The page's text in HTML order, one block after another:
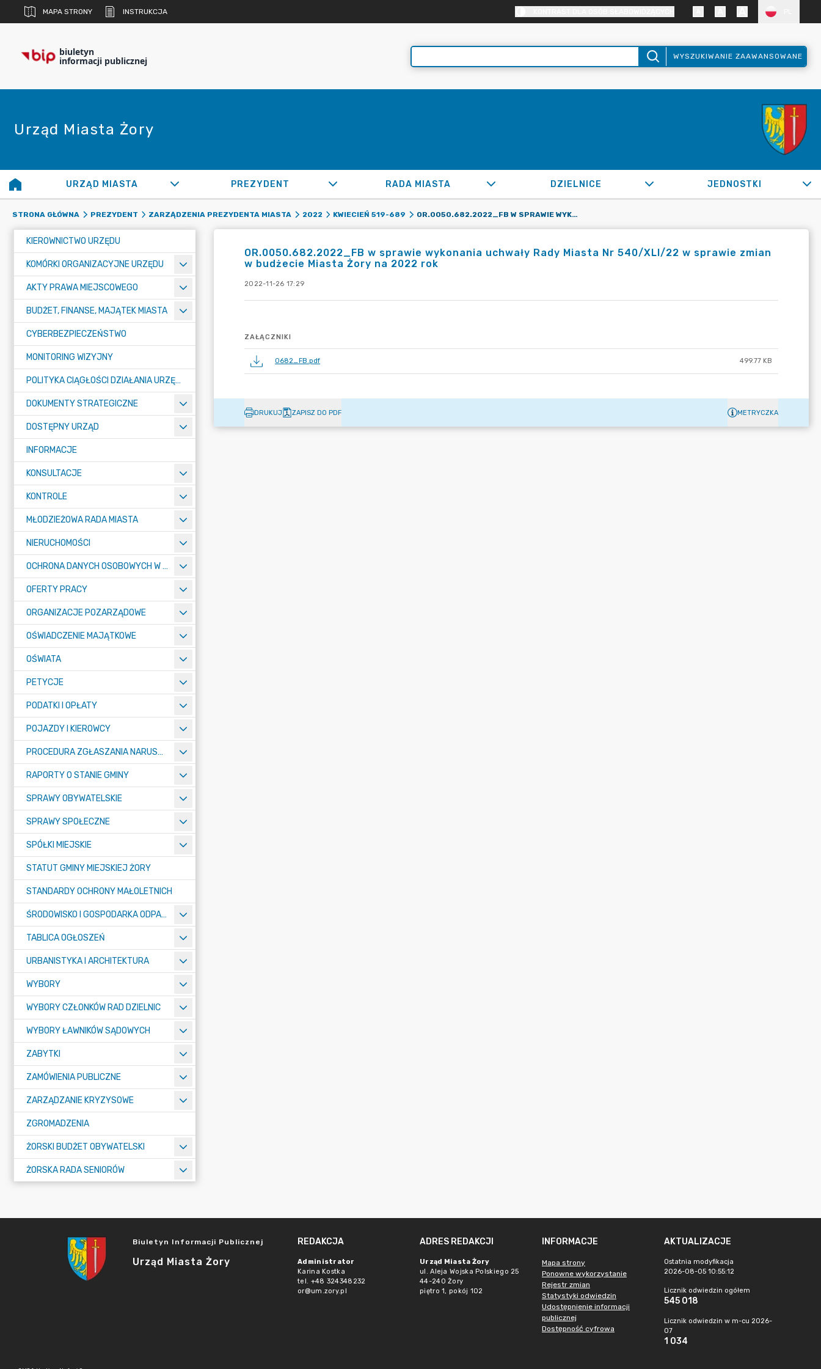
MAPA STRONY INSTRUKCJA
biuletyn
informacji publicznej WYSZUKIWANIE ZAAWANSOWANE
Urząd Miasta Żory
URZĄD MIASTA PREZYDENT RADA MIASTA DZIELNICE JEDNOSTKI
STRONA GŁÓWNA PREZYDENT ZARZĄDZENIA PREZYDENTA MIASTA 2022 KWIECIEŃ 519-689 OR.0050.682.2022_FB W SPRAWIE WYKONANIA UCHWAŁY RADY MIASTA NR 540/XLI/22 W SPRAWIE ZMIAN W BUDŻECIE MIASTA ŻORY NA 2022 ROK
KIEROWNICTWO URZĘDU
KOMÓRKI ORGANIZACYJNE URZĘDU
AKTY PRAWA MIEJSCOWEGO
BUDŻET, FINANSE, MAJĄTEK MIASTA
CYBERBEZPIECZEŃSTWO
MONITORING WIZYJNY
POLITYKA CIĄGŁOŚCI DZIAŁANIA URZĘDU MIASTA ŻORY
DOKUMENTY STRATEGICZNE
DOSTĘPNY URZĄD
INFORMACJE
KONSULTACJE
KONTROLE
MŁODZIEŻOWA RADA MIASTA
NIERUCHOMOŚCI
OCHRONA DANYCH OSOBOWYCH W URZĘDZIE MIASTA ŻORY - RODO
OFERTY PRACY
ORGANIZACJE POZARZĄDOWE
OŚWIADCZENIE MAJĄTKOWE
OŚWIATA
PETYCJE
PODATKI I OPŁATY
POJAZDY I KIEROWCY
PROCEDURA ZGŁASZANIA NARUSZEŃ PRAWA
RAPORTY O STANIE GMINY
SPRAWY OBYWATELSKIE
SPRAWY SPOŁECZNE
SPÓŁKI MIEJSKIE
STATUT GMINY MIEJSKIEJ ŻORY
STANDARDY OCHRONY MAŁOLETNICH
ŚRODOWISKO I GOSPODARKA ODPADAMI
TABLICA OGŁOSZEŃ
URBANISTYKA I ARCHITEKTURA
WYBORY
WYBORY CZŁONKÓW RAD DZIELNIC
WYBORY ŁAWNIKÓW SĄDOWYCH
ZABYTKI
ZAMÓWIENIA PUBLICZNE
ZARZĄDZANIE KRYZYSOWE
ZGROMADZENIA
ŻORSKI BUDŻET OBYWATELSKI
ŻORSKA RADA SENIORÓW
OR.0050.682.2022_FB w sprawie wykonania uchwały Rady Miasta Nr 540/XLI/22 w sprawie zmian
w budżecie Miasta Żory na 2022 rok
2022-11-26 17:29
ZAŁĄCZNIKI
0682_FB.pdf 499.77 KB
DRUKUJ ZAPISZ DO PDF METRYCZKA
Biuletyn Informacji Publicznej
Urząd Miasta Żory
REDAKCJA
Administrator
Karina Kostka
tel. +48 324348232
or@um.zory.pl
ADRES REDAKCJI
Urząd Miasta Żory
ul. Aleja Wojska Polskiego 25
44-240 Żory
piętro 1, pokój 102
INFORMACJE
Mapa strony
Ponowne wykorzystanie
Rejestr zmian
Statystyki odwiedzin
Udostępnienie informacji
publicznej
Dostępność cyfrowa
AKTUALIZACJE
Ostatnia modyfikacja
2026-08-05 10:55:12
Licznik odwiedzin ogółem
545 018
Licznik odwiedzin w m-cu 2026-
07
1 034